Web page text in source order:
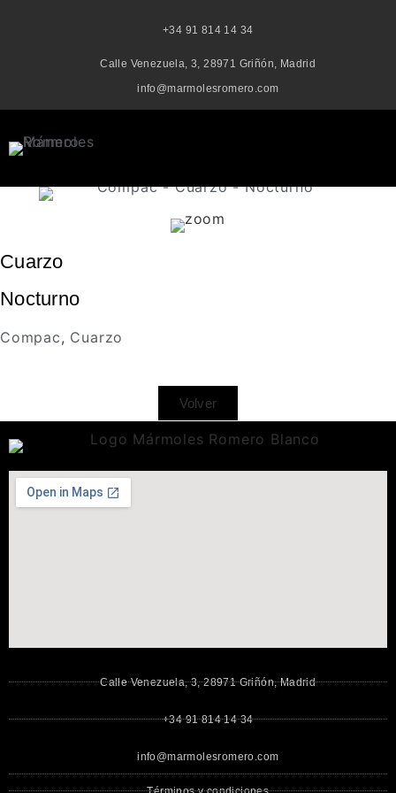
+34 91 814 14 34
Calle Venezuela, 3, 28971 Griñón, Madrid
info@marmolesromero.com
Cuarzo
Nocturno
Compac, Cuarzo
Volver
Calle Venezuela, 3, 28971 Griñón, Madrid
+34 91 814 14 34
info@marmolesromero.com